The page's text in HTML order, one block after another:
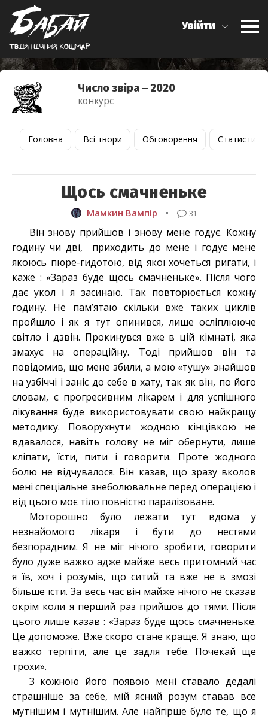
Твiй нiчний кошмар
Увійти
Число звіра ‒ 2020
конкурс
Головна Всі твори Обговорення Статистика
Щось смачненьке
Мамкин Вампір • 31
Він знову прийшов і знову мене годує. Кожну
годину чи дві, приходить до мене і годує мене
якоюсь пюре-гидотою, від якої хочеться ригати, і
каже : «Зараз буде щось смачненьке». Після чого
дає укол і я засинаю. Так повторюється кожну
годину. Не пам’ятаю скільки вже таких циклів
пройшло і як я тут опинився, лише осліплююче
світло і дзвін. Прокинувся вже в цій кімнаті, яка
змахує на операційну. Тоді прийшов він та
повідомив, що мене збили, а мою «тушу» знайшов
на узбіччі і заніс до себе в хату, так як він, по його
словам, є прогресивним лікарем і для успішного
лікування буде використовувати свою найкращу
методику. Поворухнути жодною кінцівкою не
вдавалося, навіть голову не міг обернути, лише
кліпати, їсти, пити і говорити. Проте жодного
болю не відчувалося. Він казав, що зразу вколов
мені спеціальне знеболювальне перед операцією і
від цього моє тіло повністю паралізоване.
Моторошно було лежати тут вдома у
незнайомого лікаря і бути до нестями
безпорадним. Я не міг нічого зробити, говорити
було дуже важко адже майже весь притомний час
я їв, хоч і розумів, що ситий та вже не в змозі
більше їсти. За весь час він майже нічого не сказав
окрім коли я перший раз прийшов до тями. Після
цього лише казав : «Зараз буде щось смачненьке.
Це допоможе. Вже скоро стане краще. Я знаю, що
важко терпіти, але це задля тебе. Почекай ще
трохи».
З кожною його появою мені ставало дедалі
страшніше за себе, мій ясний розум ставав все
мутнішим і мутнішим. Але найгірше було те, що я